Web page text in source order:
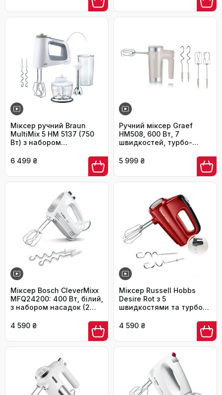
швидкостей + турбо, 450
Вт, білий/сірий
кнопка викиду, вінчики
та гачки з нержавіючої
сталі, білий
Міксер ручний Braun
MultiMix 5 HM 5137 (750
Вт) з набором
6 499 ₴
Ручний міксер Graef
HM508, 600 Вт, 7
швидкостей, турбо-
5 999 ₴
Міксер Bosch CleverMixx
MFQ24200: 400 Вт, білий,
з набором насадок (2
нержавіюча сталь, 4
режим, легкий, тихий,
для кухні
4 590 ₴
Міксер Russell Hobbs
Desire Rot з 5
швидкостями та турбо-
24670-56
4 590 ₴